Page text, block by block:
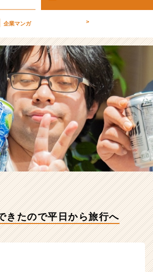
【株
式
会
社
こ
れ
か
ら
の
タ
ム
ラ
イ
ン】
チ
ャ
企業マンガ >
きたので平日から旅行へ